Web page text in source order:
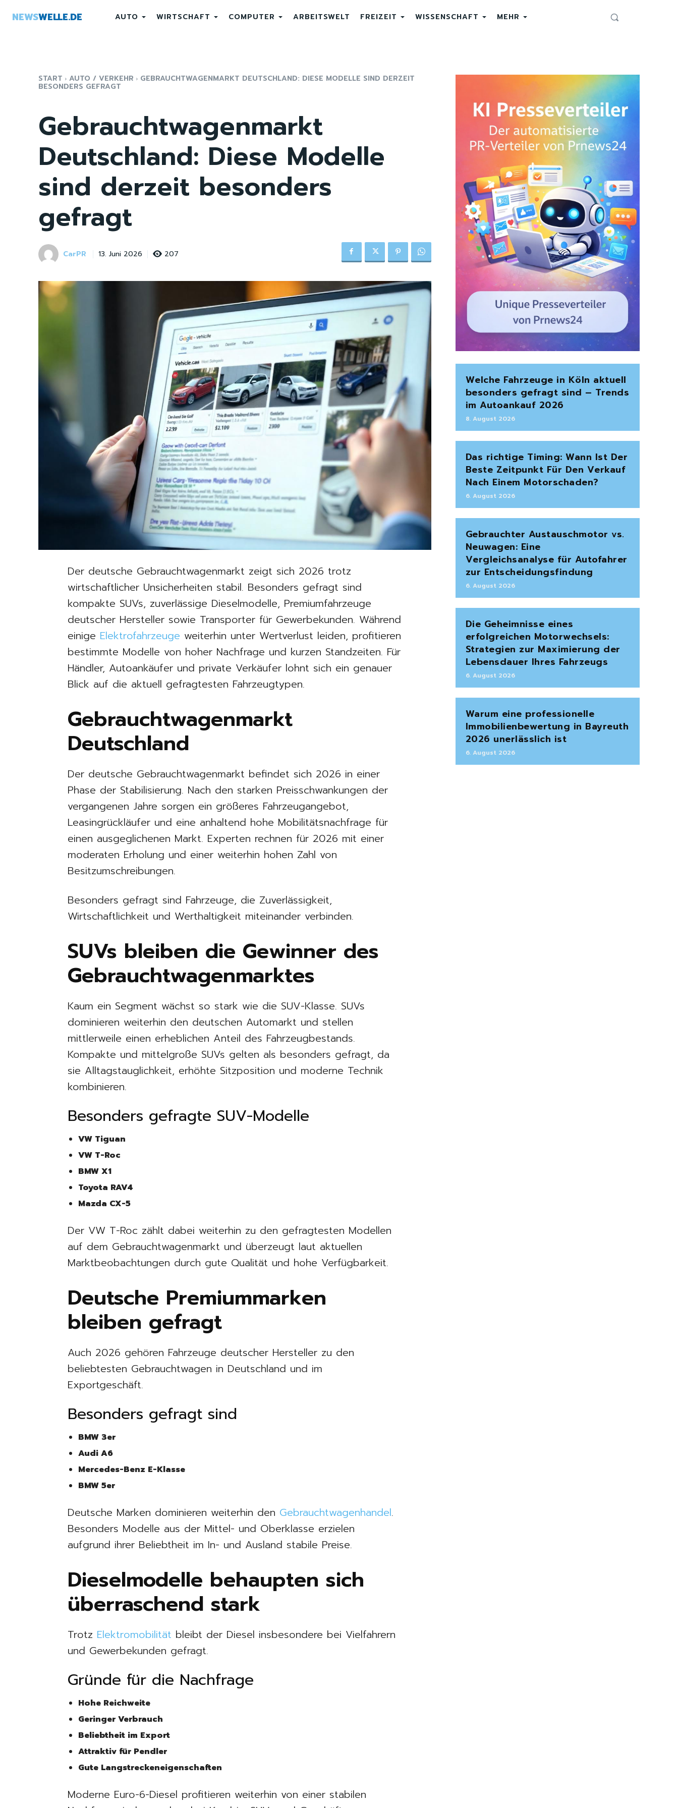
NEWSWELLE.DE AUTO WIRTSCHAFT COMPUTER ARBEITSWELT FREIZEIT WISSENSCHAFT MEHR
START AUTO / VERKEHR GEBRAUCHTWAGENMARKT DEUTSCHLAND: DIESE MODELLE SIND DERZEIT
BESONDERS GEFRAGT
Gebrauchtwagenmarkt
Deutschland: Diese Modelle
sind derzeit besonders
gefragt
CarPR 13. Juni 2026 207
Der deutsche Gebrauchtwagenmarkt zeigt sich 2026 trotz
wirtschaftlicher Unsicherheiten stabil. Besonders gefragt sind
kompakte SUVs, zuverlässige Dieselmodelle, Premiumfahrzeuge
deutscher Hersteller sowie Transporter für Gewerbekunden. Während
einige Elektrofahrzeuge weiterhin unter Wertverlust leiden, profitieren
bestimmte Modelle von hoher Nachfrage und kurzen Standzeiten. Für
Händler, Autoankäufer und private Verkäufer lohnt sich ein genauer
Blick auf die aktuell gefragtesten Fahrzeugtypen.
Gebrauchtwagenmarkt
Deutschland
Der deutsche Gebrauchtwagenmarkt befindet sich 2026 in einer
Phase der Stabilisierung. Nach den starken Preisschwankungen der
vergangenen Jahre sorgen ein größeres Fahrzeugangebot,
Leasingrückläufer und eine anhaltend hohe Mobilitätsnachfrage für
einen ausgeglichenen Markt. Experten rechnen für 2026 mit einer
moderaten Erholung und einer weiterhin hohen Zahl von
Besitzumschreibungen.
Besonders gefragt sind Fahrzeuge, die Zuverlässigkeit,
Wirtschaftlichkeit und Werthaltigkeit miteinander verbinden.
SUVs bleiben die Gewinner des
Gebrauchtwagenmarktes
Kaum ein Segment wächst so stark wie die SUV-Klasse. SUVs
dominieren weiterhin den deutschen Automarkt und stellen
mittlerweile einen erheblichen Anteil des Fahrzeugbestands.
Kompakte und mittelgroße SUVs gelten als besonders gefragt, da
sie Alltagstauglichkeit, erhöhte Sitzposition und moderne Technik
kombinieren.
Besonders gefragte SUV-Modelle
VW Tiguan
VW T-Roc
BMW X1
Toyota RAV4
Mazda CX-5
Der VW T-Roc zählt dabei weiterhin zu den gefragtesten Modellen
auf dem Gebrauchtwagenmarkt und überzeugt laut aktuellen
Marktbeobachtungen durch gute Qualität und hohe Verfügbarkeit.
Deutsche Premiummarken
bleiben gefragt
Auch 2026 gehören Fahrzeuge deutscher Hersteller zu den
beliebtesten Gebrauchtwagen in Deutschland und im
Exportgeschäft.
Besonders gefragt sind
BMW 3er
Audi A6
Mercedes-Benz E-Klasse
BMW 5er
Deutsche Marken dominieren weiterhin den Gebrauchtwagenhandel.
Besonders Modelle aus der Mittel- und Oberklasse erzielen
aufgrund ihrer Beliebtheit im In- und Ausland stabile Preise.
Dieselmodelle behaupten sich
überraschend stark
Trotz Elektromobilität bleibt der Diesel insbesondere bei Vielfahrern
und Gewerbekunden gefragt.
Gründe für die Nachfrage
Hohe Reichweite
Geringer Verbrauch
Beliebtheit im Export
Attraktiv für Pendler
Gute Langstreckeneigenschaften
Moderne Euro-6-Diesel profitieren weiterhin von einer stabilen
Welche Fahrzeuge in Köln aktuell
besonders gefragt sind – Trends
im Autoankauf 2026
8. August 2026
Das richtige Timing: Wann Ist Der
Beste Zeitpunkt Für Den Verkauf
Nach Einem Motorschaden?
6. August 2026
Gebrauchter Austauschmotor vs.
Neuwagen: Eine
Vergleichsanalyse für Autofahrer
zur Entscheidungsfindung
6. August 2026
Die Geheimnisse eines
erfolgreichen Motorwechsels:
Strategien zur Maximierung der
Lebensdauer Ihres Fahrzeugs
6. August 2026
Warum eine professionelle
Immobilienbewertung in Bayreuth
2026 unerlässlich ist
6. August 2026